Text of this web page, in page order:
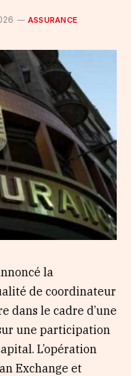
ASSURANCE
la
de coordinateur
dans le cadre d’une
une participation
L’opération
Exchange et